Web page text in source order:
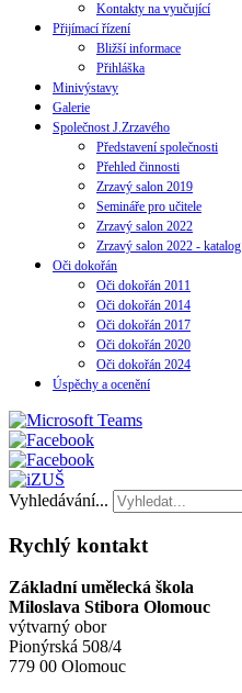
Kontakty na vyučující
Přijímací řízení
Bližší informace
Přihláška
Minivýstavy
Galerie
Společnost J.Zrzavého
Představení společnosti
Přehled činnosti
Zrzavý salon 2019
Semináře pro učitele
Zrzavý salon 2022
Zrzavý salon 2022 - katalog
Oči dokořán
Oči dokořán 2011
Oči dokořán 2014
Oči dokořán 2017
Oči dokořán 2020
Oči dokořán 2024
Úspěchy a ocenění
Vyhledávání...
Rychlý kontakt
Základní umělecká škola
Miloslava Stibora Olomouc
výtvarný obor
Pionýrská 508/4
779 00 Olomouc